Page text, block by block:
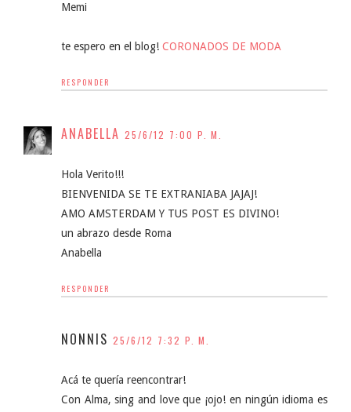
Memi
te espero en el blog! CORONADOS DE MODA
RESPONDER
ANABELLA 25/6/12 7:00 P. M.
Hola Verito!!!
BIENVENIDA SE TE EXTRANIABA JAJAJ!
AMO AMSTERDAM Y TUS POST ES DIVINO!
un abrazo desde Roma
Anabella
RESPONDER
NONNIS 25/6/12 7:32 P. M.
Acá te quería reencontrar!
Con Alma, sing and love que ¡ojo! en ningún idioma es